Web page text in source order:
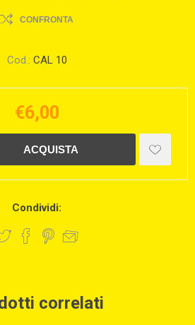
CONFRONTA
Cod.: CAL 10
€6,00
Condividi:
correlati